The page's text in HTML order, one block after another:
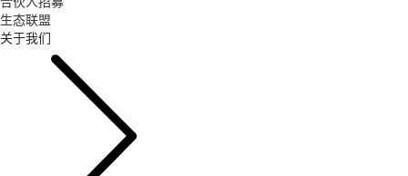
生态联盟
关于我们